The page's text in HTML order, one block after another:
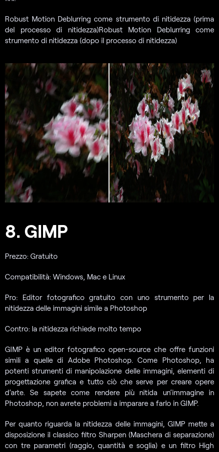
Robust Motion Deblurring come strumento di nitidezza (prima
del processo di nitidezza)Robust Motion Deblurring come
strumento di nitidezza (dopo il processo di nitidezza)
8. GIMP
Prezzo: Gratuito
Compatibilità: Windows, Mac e Linux
Pro: Editor fotografico gratuito con uno strumento per la
nitidezza delle immagini simile a Photoshop
Contro: la nitidezza richiede molto tempo
GIMP è un editor fotografico open-source che offre funzioni
simili a quelle di Adobe Photoshop. Come Photoshop, ha
potenti strumenti di manipolazione delle immagini, elementi di
progettazione grafica e tutto ciò che serve per creare opere
d’arte. Se sapete come rendere più nitida un’immagine in
Photoshop, non avrete problemi a imparare a farlo in GIMP.
Per quanto riguarda la nitidezza delle immagini, GIMP mette a
disposizione il classico filtro Sharpen (Maschera di separazione)
con tre parametri (raggio, quantità e soglia) e un filtro High